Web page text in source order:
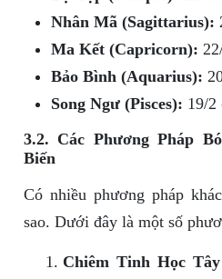
Nhân Mã (Sagittarius):
Ma Kết (Capricorn):
Bảo Bình (Aquarius):
Song Ngư (Pisces): 19/2
3.2. Các Phương Pháp
Biến
Có nhiều phương pháp
sao. Dưới đây là một số
Chiêm Tinh Học